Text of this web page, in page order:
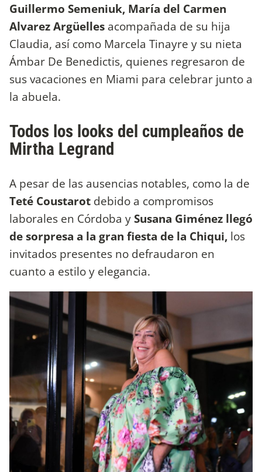
Guillermo Semeniuk, María del Carmen
Alvarez Argüelles acompañada de su hija
Claudia, así como Marcela Tinayre y su nieta
Ámbar De Benedictis, quienes regresaron de
sus vacaciones en Miami para celebrar junto a
la abuela.
Todos los looks del cumpleaños de
Mirtha Legrand
A pesar de las ausencias notables, como la de
Teté Coustarot debido a compromisos
laborales en Córdoba ySusana Giménez llegó
de sorpresa a la gran fiesta de la Chiqui, los
invitados presentes no defraudaron en
cuanto a estilo y elegancia.